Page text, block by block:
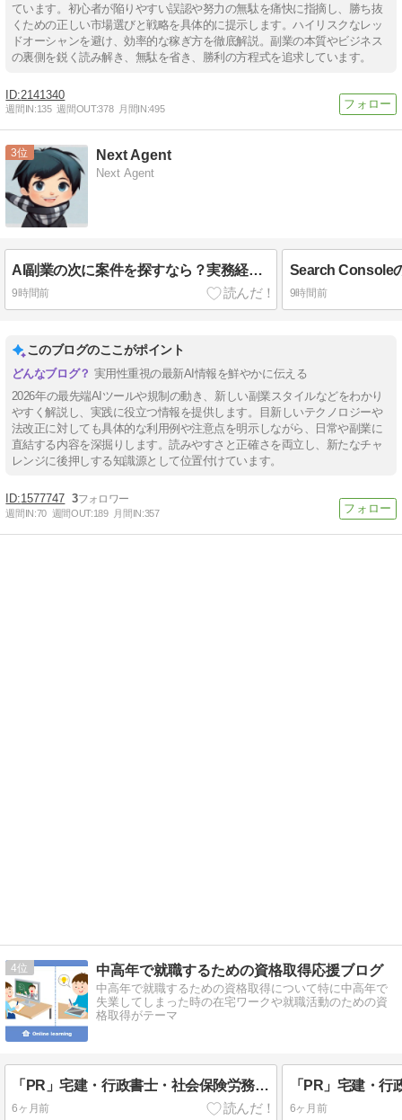
ています。初心者が陥りやすい誤認や努力の無駄を痛快に指摘し、勝ち抜
くための正しい市場選びと戦略を具体的に提示します。ハイリスクなレッ
ドオーシャンを避け、効率的な稼ぎ方を徹底解説。副業の本質やビジネス
の裏側を鋭く読み解き、無駄を省き、勝利の方程式を追求しています。
2141340
週間IN:135 週間OUT:378 月間IN:495
3 Next Agent
Next Agent
AI副業の次に案件を探すなら？実務経験者がフリーランスエージェントを見る前に確認したいこと
9時間前 9時間前
このブログのここがポイント
実用性重視の最新AI情報を鮮やかに伝える
2026年の最先端AIツールや規制の動き、新しい副業スタイルなどをわかり
やすく解説し、実践に役立つ情報を提供します。目新しいテクノロジーや
法改正に対しても具体的な利用例や注意点を明示しながら、日常や副業に
直結する内容を深掘りします。読みやすさと正確さを両立し、新たなチャ
レンジに後押しする知識源として位置付けています。
1577747 3
週間IN:70 週間OUT:189 月間IN:357
4 中高年で就職するための資格取得応援ブログ
中高年で就職するための資格取得について特に中高年で
失業してしまった時の在宅ワークや就職活動のための資
格取得がテーマ
「PR」宅建・行政書士・社会保険労務士・FP2等が月々1628円のサブスクでスマホで学べる
6ヶ月前 6ヶ月前